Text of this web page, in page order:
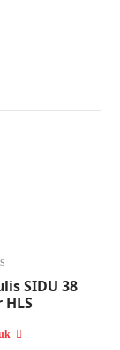
SIDU 38
HLS